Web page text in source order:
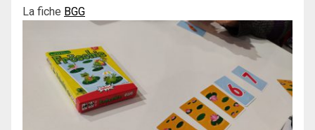
La fiche BGG